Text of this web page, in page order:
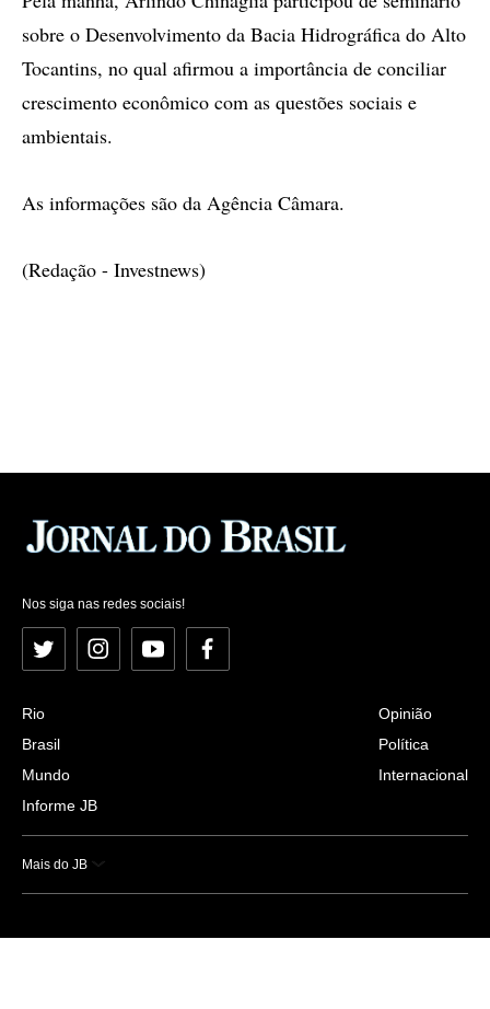
sobre o Desenvolvimento da Bacia Hidrográfica do Alto
Tocantins, no qual afirmou a importância de conciliar
crescimento econômico com as questões sociais e
ambientais.
As informações são da Agência Câmara.
(Redação - Investnews)
Nos siga nas redes sociais!
Twitter InstagramYouTubeFacebook
Rio
Brasil
Mundo
Informe JB
Opinião
Política
Internacional
Mais do JB
Esportes